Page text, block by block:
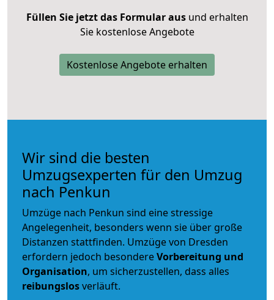
Füllen Sie jetzt das Formular ausund erhalten
Sie kostenlose Angebote
Kostenlose Angebote erhalten
Wir sind die besten
Umzugsexperten für den Umzug
nach Penkun
Umzüge nach Penkun sind eine stressige
Angelegenheit, besonders wenn sie über große
Distanzen stattfinden. Umzüge von Dresden
erfordern jedoch besondereVorbereitung und
Organisation, um sicherzustellen, dass alles
reibungslosverläuft.